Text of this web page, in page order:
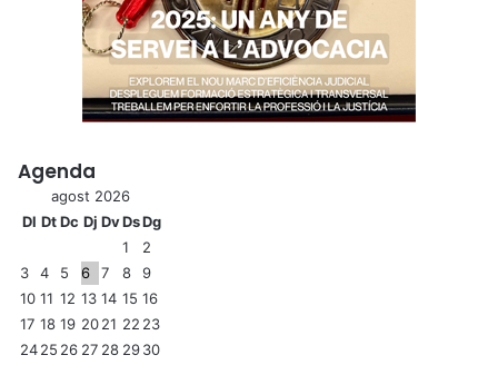
Agenda
agost 2026
Dl DtDc Dj DvDsDg
1
2
3
4 5 6 7 8
9
10 11 12 13 14 15 16
17 18 19 2021 22 23
2425 26 27 28 2930